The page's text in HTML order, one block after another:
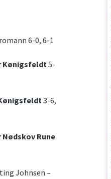
6-0, 6-1
Kønigsfeldt5-
3-6,
Rune
Johnsen –